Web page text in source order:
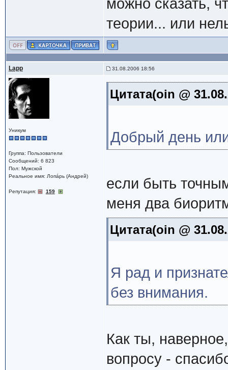
можно сказать,
теории... или
Lapp 31.08.2006 18:56
Уникум
Группа: Пользователи
Сообщений: 6 823
Пол: Мужской
Реальное имя: Лопáрь (Андрей)
Репутация: 159
Цитата(oin @
Добрый день
если быть
меня два
Цитата(oin @
Я рад и
без внимания.
Как ты,
вопросу -